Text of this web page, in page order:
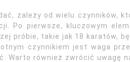
zależy od wielu czynników,
Po pierwsze, kluczowym
próbie, takie jak 18 karatów,
czynnikiem jest waga
Warto również zwrócić uwagę